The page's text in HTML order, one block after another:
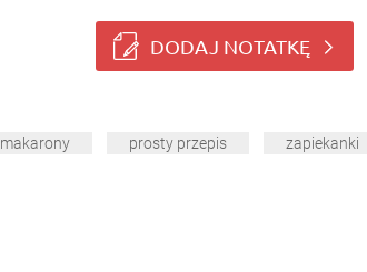
DODAJ NOTATKĘ
makarony prosty przepis zapiekanki